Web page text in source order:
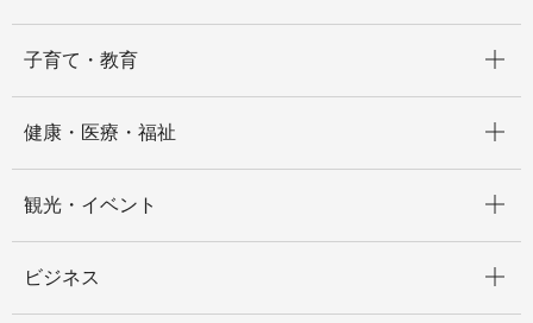
子育て・教育
健康・医療・福祉
観光・イベント
ビジネス